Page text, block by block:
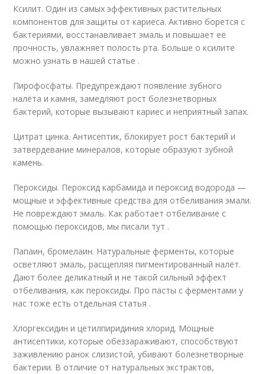
Ксилит. Один из самых эффективных растительных
компонентов для защиты от кариеса. Активно борется с
бактериями, восстанавливает эмаль и повышает её
прочность, увлажняет полость рта. Больше о ксилите
можно узнать в нашей статье .
Пирофосфаты. Предупреждают появление зубного
налёта и камня, замедляют рост болезнетворных
бактерий, которые вызывают кариес и неприятный запах.
Цитрат цинка. Антисептик, блокирует рост бактерий и
затвердевание минералов, которые образуют зубной
камень.
Пероксиды. Пероксид карбамида и пероксид водорода —
мощные и эффективные средства для отбеливания эмали.
Не повреждают эмаль. Как работает отбеливание с
помощью пероксидов, мы писали тут .
Папаин, бромелаин. Натуральные ферменты, которые
осветляют эмаль, расщепляя пигментированный налёт.
Дают более деликатный и не такой сильный эффект
отбеливания, как пероксиды. Про пасты с ферментами у
нас тоже есть отдельная статья .
Хлоргексидин и цетилпиридиния хлорид. Мощные
антисептики, которые обеззараживают, способствуют
заживлению ранок слизистой, убивают болезнетворные
бактерии. В отличие от натуральных экстрактов,